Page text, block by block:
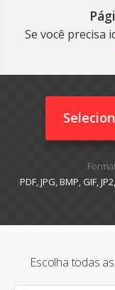
Se você precisa
PDF, JPG, BMP, GIF,
Escolha todas